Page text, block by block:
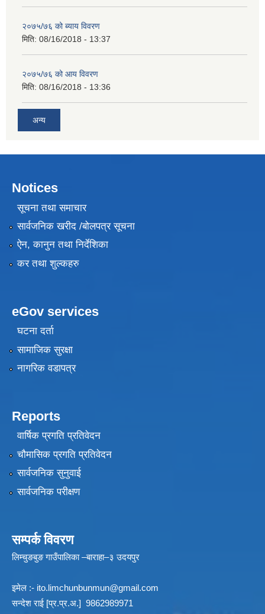
२०७५/७६ को ब्याय विवरण
मिति: 08/16/2018 - 13:37
२०७५/७६ को आय विवरण
मिति: 08/16/2018 - 13:36
अन्य
Notices
सूचना तथा समाचार
सार्वजनिक खरीद /बोलपत्र सूचना
ऐन, कानुन तथा निर्देशिका
कर तथा शुल्कहरु
eGov services
घटना दर्ता
सामाजिक सुरक्षा
नागरिक वडापत्र
Reports
वार्षिक प्रगति प्रतिवेदन
चौमासिक प्रगति प्रतिवेदन
सार्वजनिक सुनुवाई
सार्वजनिक परीक्षण
सम्पर्क विवरण
लिम्चुङबुङ गाउँपालिका –बाराहा–३ उदयपुर
इमेल :- ito.limchunbunmun@gmail.com
सन्देश राई [प्र.प्र.अ.] 9862989971